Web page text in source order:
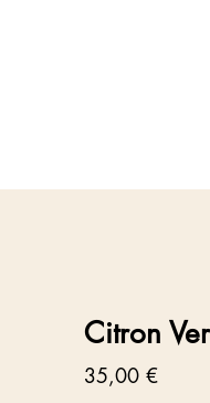
Citron
Prix
35,00 €